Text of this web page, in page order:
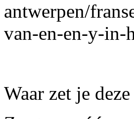
antwerpen/
van-en-en-y-in-
Waar zet je